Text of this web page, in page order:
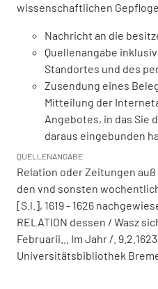
wissenschaftlichen
Nachricht an die
Quellenangabe
Standortes und des
Zusendung eines
Mitteilung der
Angebotes, in das Sie
daraus eingebunden
QUELLENANGABE
Relation oder Zeitungen auß
den vnd sonsten
[S.l.], 1619 - 1626
RELATION dessen / Wasz
Februarii... Im Jahr /.
Universitätsbibliothek